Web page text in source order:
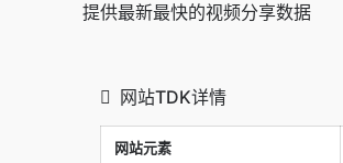
提供最新最快的视频分享数据
网站TDK详情
网站元素